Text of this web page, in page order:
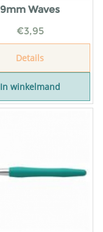
9mm Waves
€3,95
Details
In winkelmand